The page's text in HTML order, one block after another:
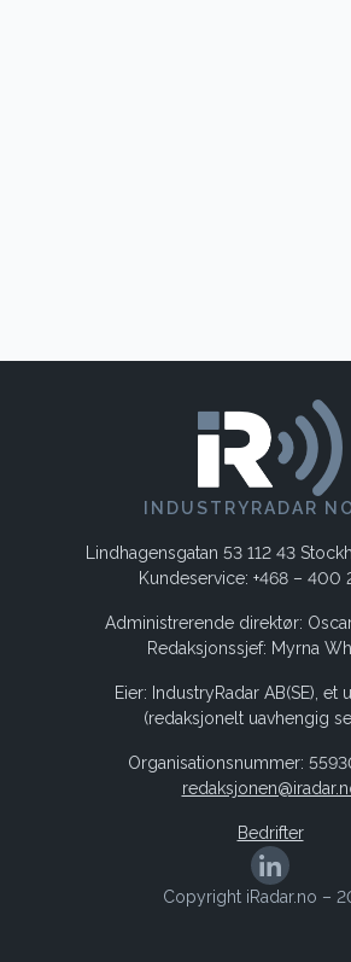
INDUSTRYRADAR
Lindhagensgatan 53 112 43
Kundeservice: +468 – 400
Administrerende direktør:
Redaksjonssjef: Myrna
Eier: IndustryRadar AB(SE), et
(redaksjonelt uavhengig
Organisationsnummer:
Bedrifter
Copyright iRadar.no –